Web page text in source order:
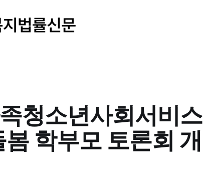
청소년사회서비스
학부모 토론회 개